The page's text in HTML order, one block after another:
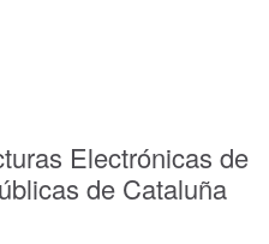
Electrónicas de
de Cataluña